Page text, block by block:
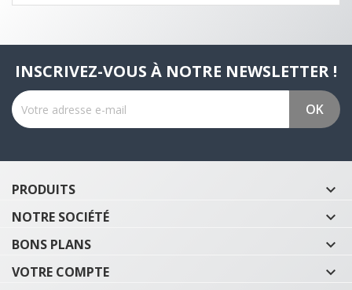
INSCRIVEZ-VOUS À NOTRE NEWSLETTER !
PRODUITS 
NOTRE SOCIÉTÉ 
BONS PLANS 
VOTRE COMPTE 